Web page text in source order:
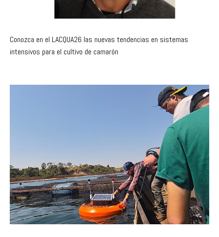
Conozca en el LACQUA26 las nuevas tendencias en sistemas
intensivos para el cultivo de camarón